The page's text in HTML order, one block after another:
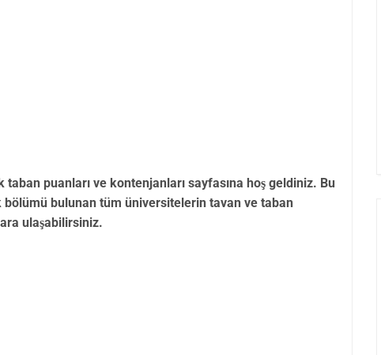
taban puanları ve kontenjanları sayfasına hoş geldiniz. Bu
bölümü bulunan tüm üniversitelerin tavan ve taban
ulaşabilirsiniz.